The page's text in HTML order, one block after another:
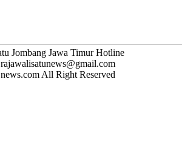
Jombang Jawa Timur Hotline
All Right Reserved